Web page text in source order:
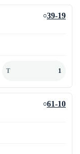
○39-19
T 1
○61-10